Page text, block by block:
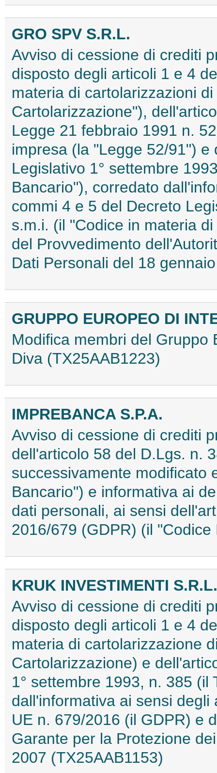
GRO SPV S.R.L.
Avviso di cessione di crediti
disposto degli articoli 1 e 4
materia di cartolarizzazioni
Cartolarizzazione"),
Legge 21 febbraio 1991 n.
impresa (la "Legge 52/91")
Legislativo 1° settembre
Bancario"), corredato
commi 4 e 5 del Decreto
s.m.i. (il "Codice in materia
del Provvedimento
Dati Personali del 18
GRUPPO EUROPEO DI
Modifica membri del Gruppo
Diva (TX25AAB1223)
IMPREBANCA S.P.A.
Avviso di cessione di crediti
dell'articolo 58 del D.Lgs. n.
successivamente modificato
Bancario") e informativa ai
dati personali, ai sensi
2016/679 (GDPR) (il
KRUK INVESTIMENTI S.R.L.
Avviso di cessione di crediti
disposto degli articoli 1 e 4
materia di cartolarizzazione
Cartolarizzazione) e
1° settembre 1993, n. 385
dall'informativa ai sensi
UE n. 679/2016 (il GDPR) e
Garante per la Protezione
2007 (TX25AAB1153)